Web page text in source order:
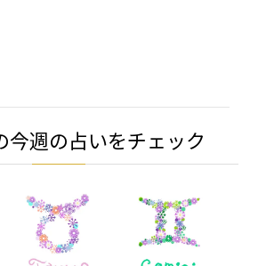
今週の占いをチェック